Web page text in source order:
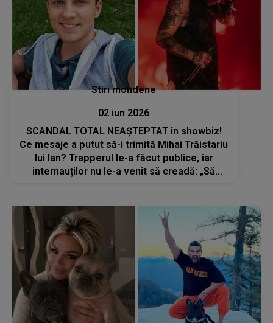
Stiri mondene
02 iun 2026
SCANDAL TOTAL NEAȘTEPTAT în showbiz!
Ce mesaje a putut să-i trimită Mihai Trăistariu
lui Ian? Trapperul le-a făcut publice, iar
internauților nu le-a venit să creadă: „Să